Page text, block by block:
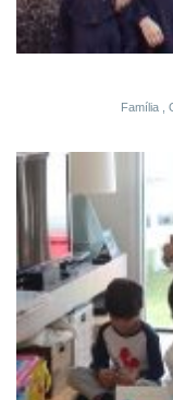
Família